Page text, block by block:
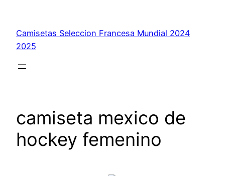
contenido
Camisetas Seleccion Francesa Mundial 2024
2025
camiseta mexico de
hockey femenino